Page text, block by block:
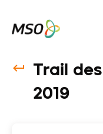
Trail
2019